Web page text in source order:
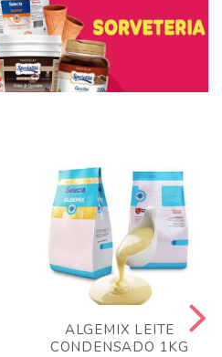
ALGEMIX LEITE
CONDENSADO 1KG